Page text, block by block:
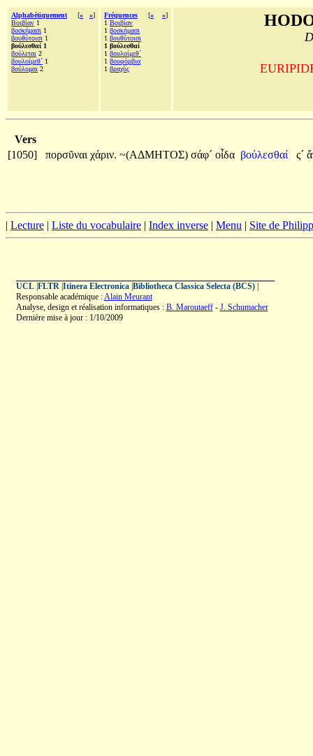
Alphabétiquement [« »]
Βοιβίαν 1
βοσκήμασι 1
βουθύτοισι 1
βούλεσθαί 1
βούλεται 2
βουλοίμεθ´ 1
βούλομαι 2
Fréquences [« »]
1 Βοιβίαν
1 βοσκήμασι
1 βουθύτοισι
1 βούλεσθαί
1 βουλοίμεθ´
1 βουφόρβια
1 βραχὺς
Vers
[1050]
πορσῦναι χάριν. ~(ΑΔΜΗΤΟΣ) σάφ´ οἶδα βούλεσθαί ς´
| Lecture | Liste du vocabulaire | Index inverse | Menu | Site de
UCL| FLTR| Itinera Electronica| Bibliotheca Classica Selecta (BCS)|
Responsable académique :Alain Meurant
Analyse, design et réalisation informatiques : B. Maroutaeff- J. Schumacher
Dernière mise à jour : 1/10/2009